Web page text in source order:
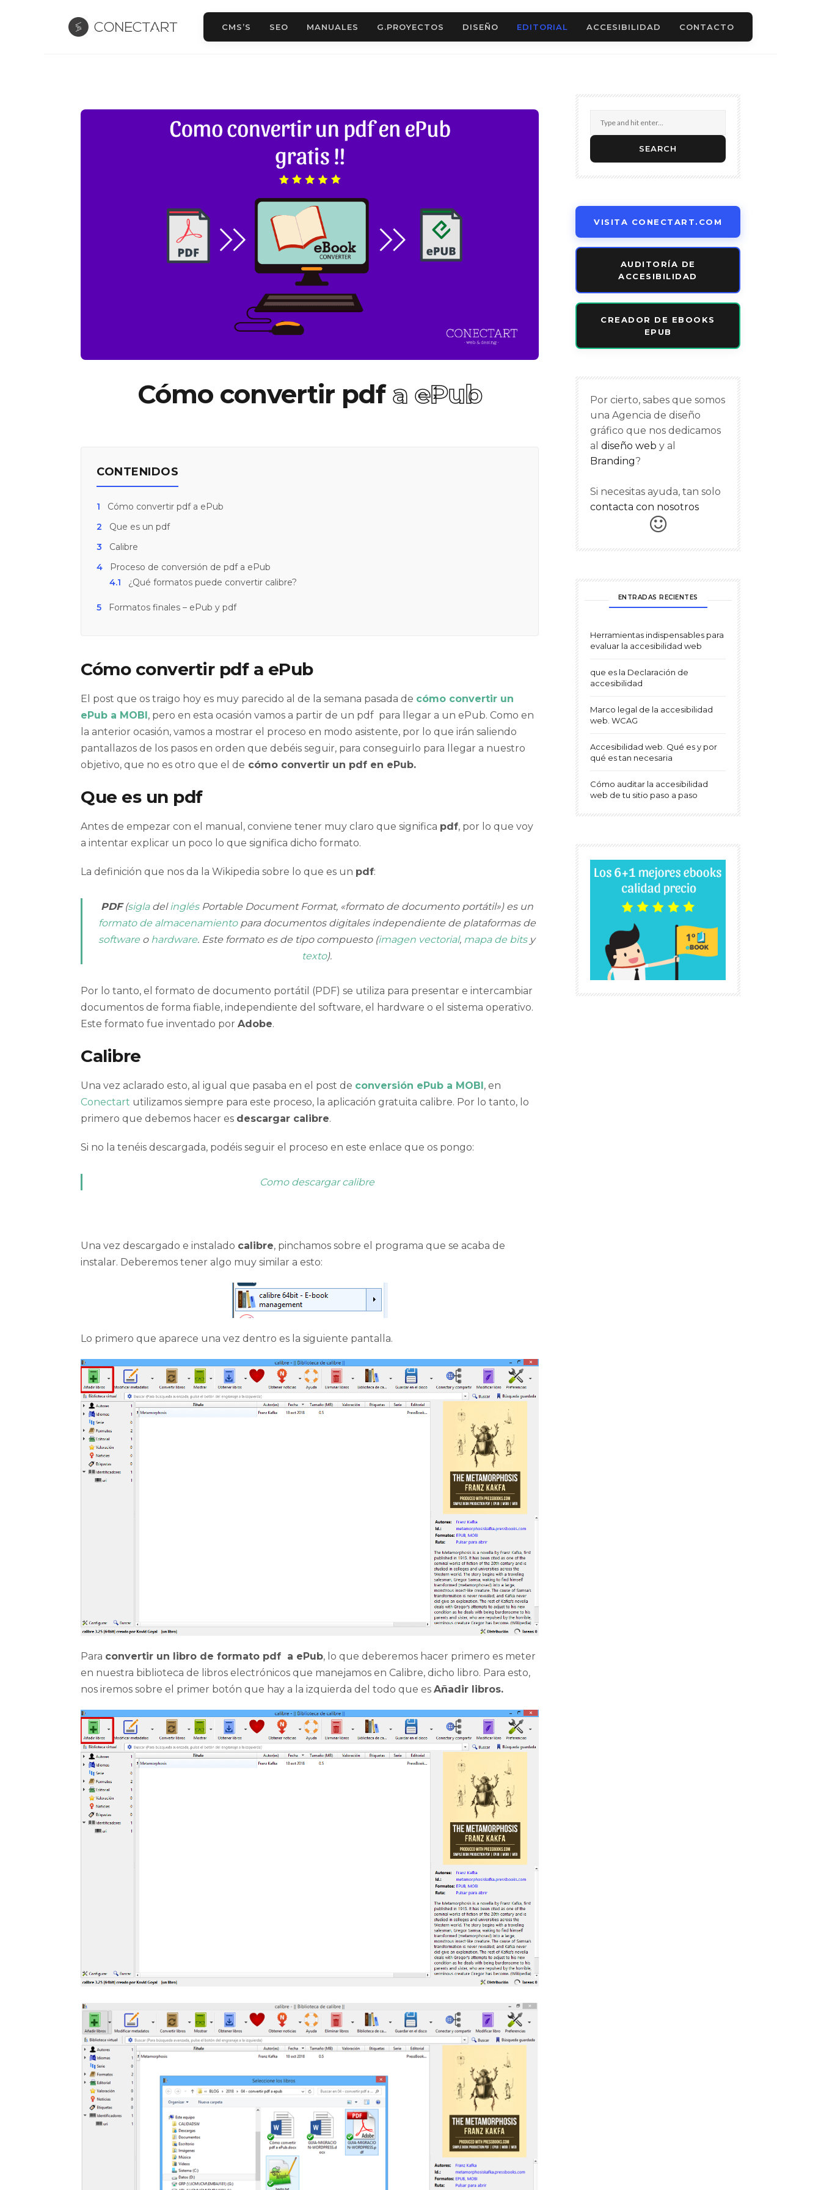
CMS’S SEO MANUALES G.PROYECTOS DISEÑO EDITORIAL ACCESIBILIDAD CONTACTO
Cómo convertir pdfa ePub
CONTENIDOS
1
Cómo convertir pdf a ePub
2
Que es un pdf
3
Calibre
4
Proceso de conversión de pdf a ePub
4.1
¿Qué formatos puede convertir calibre?
5 Formatos finales – ePub y pdf
Cómo convertir pdf a ePub
El post que os traigo hoy es muy parecido al de la semana pasada de cómo convertir un
ePub a MOBI, pero en esta ocasión vamos a partir de un pdf para llegar a un ePub. Como en
la anterior ocasión, vamos a mostrar el proceso en modo asistente, por lo que irán saliendo
pantallazos de los pasos en orden que debéis seguir, para conseguirlo para llegar a nuestro
objetivo, que no es otro que el de cómo convertir un pdf en ePub.
Que es un pdf
Antes de empezar con el manual, conviene tener muy claro que significa pdf, por lo que voy
a intentar explicar un poco lo que significa dicho formato.
La definición que nos da la Wikipedia sobre lo que es un pdf:
PDF(sigladel inglésPortable Document Format, «formato de documento portátil») es un
formato de almacenamientopara documentos digitales independiente de plataformas de
software o hardware. Este formato es de tipo compuesto (imagen vectorial, mapa de bitsy
texto).
Por lo tanto, el formato de documento portátil (PDF) se utiliza para presentar e intercambiar
documentos de forma fiable, independiente del software, el hardware o el sistema operativo.
Este formato fue inventado por Adobe.
Calibre
Una vez aclarado esto, al igual que pasaba en el post de conversión ePub a MOBI, en
Conectart utilizamos siempre para este proceso, la aplicación gratuita calibre. Por lo tanto, lo
primero que debemos hacer es descargar calibre.
Si no la tenéis descargada, podéis seguir el proceso en este enlace que os pongo:
Como descargar calibre
Una vez descargado e instalado calibre, pinchamos sobre el programa que se acaba de
instalar. Deberemos tener algo muy similar a esto:
Lo primero que aparece una vez dentro es la siguiente pantalla.
Para convertir un libro de formato pdf a ePub, lo que deberemos hacer primero es meter
en nuestra biblioteca de libros electrónicos que manejamos en Calibre, dicho libro. Para esto,
nos iremos sobre el primer botón que hay a la izquierda del todo que es Añadir libros.
VISITA CONECTART.COM
AUDITORÍA DE
ACCESIBILIDAD
CREADOR DE EBOOKS
EPUB
Por cierto, sabes que somos
una Agencia de diseño
gráfico que nos dedicamos
al diseño web y al
Branding?
Si necesitas ayuda, tan solo
contacta con nosotros
ENTRADAS RECIENTES
Herramientas indispensables para
evaluar la accesibilidad web
que es la Declaración de
accesibilidad
Marco legal de la accesibilidad
web. WCAG
Accesibilidad web. Qué es y por
qué es tan necesaria
Cómo auditar la accesibilidad
web de tu sitio paso a paso